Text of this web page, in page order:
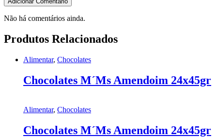
Não há comentários ainda.
Produtos Relacionados
Alimentar, Chocolates
Chocolates M´Ms Amendoim 24x45gr
Alimentar, Chocolates
Chocolates M´Ms Amendoim 24x45gr